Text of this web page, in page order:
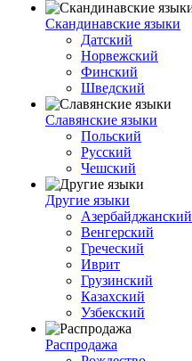
Скандинавские языки
Датский
Норвежский
Финский
Шведский
Славянские языки
Польский
Русский
Чешский
Другие языки
Азербайджанский
Венгерский
Греческий
Иврит
Грузинский
Казахский
Узбекский
Распродажа